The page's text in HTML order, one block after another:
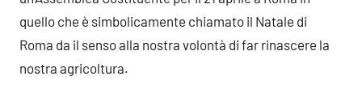
quello che è simbolicamente chiamato il Natale di
Roma da il senso alla nostra volontà di far rinascere la
nostra agricoltura.